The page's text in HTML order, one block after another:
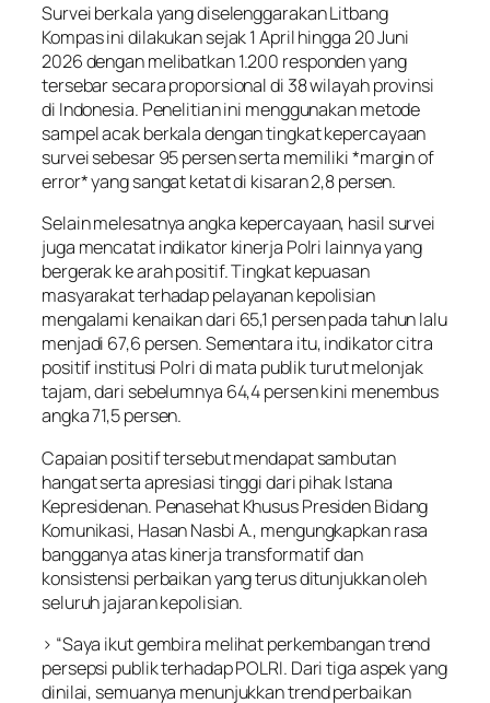
Survei berkala yang diselenggarakan Litbang
Kompas ini dilakukan sejak 1 April hingga 20 Juni
2026 dengan melibatkan 1.200 responden yang
tersebar secara proporsional di 38 wilayah provinsi
di Indonesia. Penelitian ini menggunakan metode
sampel acak berkala dengan tingkat kepercayaan
survei sebesar 95 persen serta memiliki *margin of
error* yang sangat ketat di kisaran 2,8 persen.
Selain melesatnya angka kepercayaan, hasil survei
juga mencatat indikator kinerja Polri lainnya yang
bergerak ke arah positif. Tingkat kepuasan
masyarakat terhadap pelayanan kepolisian
mengalami kenaikan dari 65,1 persen pada tahun lalu
menjadi 67,6 persen. Sementara itu, indikator citra
positif institusi Polri di mata publik turut melonjak
tajam, dari sebelumnya 64,4 persen kini menembus
angka 71,5 persen.
Capaian positif tersebut mendapat sambutan
hangat serta apresiasi tinggi dari pihak Istana
Kepresidenan. Penasehat Khusus Presiden Bidang
Komunikasi, Hasan Nasbi A., mengungkapkan rasa
bangganya atas kinerja transformatif dan
konsistensi perbaikan yang terus ditunjukkan oleh
seluruh jajaran kepolisian.
> “Saya ikut gembira melihat perkembangan trend
persepsi publik terhadap POLRI. Dari tiga aspek yang
dinilai, semuanya menunjukkan trend perbaikan